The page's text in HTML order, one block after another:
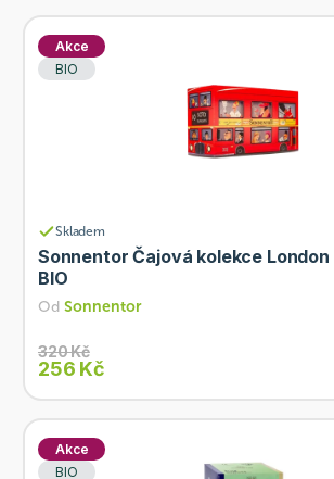
Akce
BIO
Skladem
Sonnentor Čajová kolekce London
BIO
Od Sonnentor
320 Kč
256 Kč
Akce
BIO